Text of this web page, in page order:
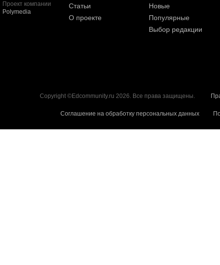
Проект компании
Polymedia
Статьи
О проекте
Новые
Популярные
Выбор редакции
Copyright ©Edcommunity.ru 2026. Все права защищены.
Соглашение на обработку персональных данных